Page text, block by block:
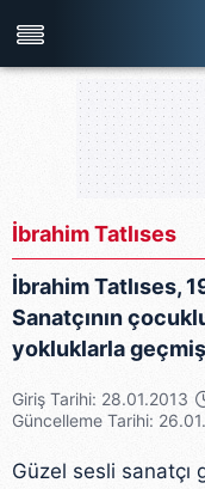
Türkiye'nin en iyi haber
İbrahim Tatlıses
İbrahim Tatlıses,
Sanatçının
yokluklarla
Giriş Tarihi: 28.01.2013
Güncelleme Tarihi:
Güzel sesli sanatçı